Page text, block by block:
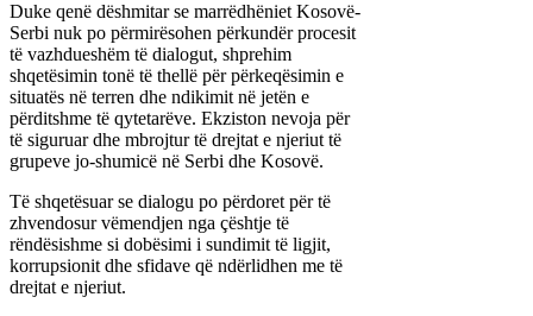
Duke qenë dëshmitar se marrëdhëniet Kosovë-
Serbi nuk po përmirësohen përkundër procesit
të vazhdueshëm të dialogut, shprehim
shqetësimin tonë të thellë për përkeqësimin e
situatës në terren dhe ndikimit në jetën e
përditshme të qytetarëve. Ekziston nevoja për
të siguruar dhe mbrojtur të drejtat e njeriut të
grupeve jo-shumicë në Serbi dhe Kosovë.
Të shqetësuar se dialogu po përdoret për të
zhvendosur vëmendjen nga çështje të
rëndësishme si dobësimi i sundimit të ligjit,
korrupsionit dhe sfidave që ndërlidhen me të
drejtat e njeriut.